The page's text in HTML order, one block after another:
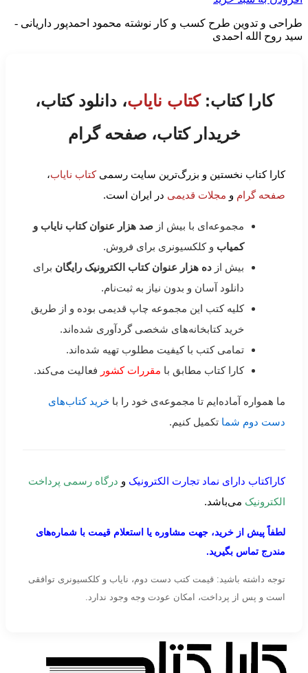
طراحی و تدوین طرح کسب و کار نوشته محمود احمدپور داریانی -
سید روح الله احمدی
کارا کتاب:کتاب نایاب، دانلود کتاب،
خریدار کتاب، صفحه گرام
کارا کتاب نخستین و بزرگ‌ترین سایت رسمیکتاب نایاب،
صفحه گرام و مجلات قدیمی در ایران است.
مجموعه‌ای با بیش از صد هزار عنوان کتاب نایاب و
کمیاب و کلکسیونری برای فروش.
بیش از ده هزار عنوان کتاب الکترونیک رایگان برای
دانلود آسان و بدون نیاز به ثبت‌نام.
کلیه کتب این مجموعه چاپ قدیمی بوده و از طریق
خرید کتابخانه‌های شخصی گردآوری شده‌اند.
تمامی کتب با کیفیت مطلوب تهیه شده‌اند.
کارا کتاب مطابق با مقررات کشور فعالیت می‌کند.
ما همواره آماده‌ایم تا مجموعه‌ی خود را با خرید کتاب‌های
دست دوم شما تکمیل کنیم.
کاراکتاب دارای نماد تجارت الکترونیک و درگاه رسمی پرداخت
الکترونیک می‌باشد.
لطفاً پیش از خرید، جهت مشاوره یا استعلام قیمت با شماره‌های
مندرج تماس بگیرید.
توجه داشته باشید: قیمت کتب دست دوم، نایاب و کلکسیونری توافقی
است و پس از پرداخت، امکان عودت وجه وجود ندارد.